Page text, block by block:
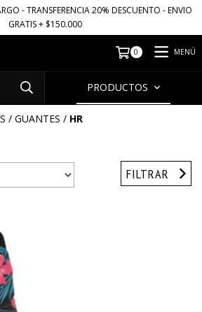
- TRANSFERENCIA 20% DESCUENTO - ENVIO
GRATIS + $150.000
0 MENÚ
PRODUCTOS
/ GUANTES / HR
FILTRAR